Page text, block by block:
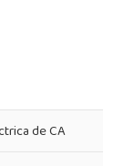
de CA